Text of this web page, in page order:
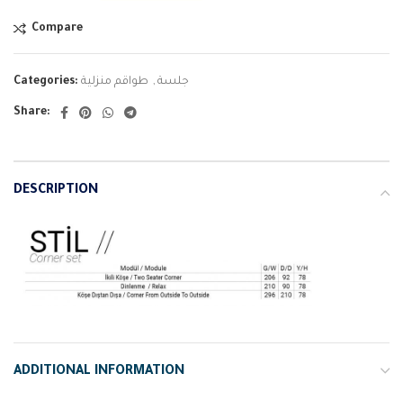
Compare
Categories: جلسة , طواقم منزلية
Share:
DESCRIPTION
ADDITIONAL INFORMATION